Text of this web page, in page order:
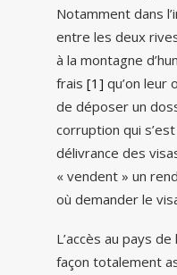
Notamment dans
entre les deux
à la montagne
frais [1] qu’on leur
de déposer un
corruption qui
délivrance des
« vendent » un
où demander le
L’accès au pays de
façon totalement